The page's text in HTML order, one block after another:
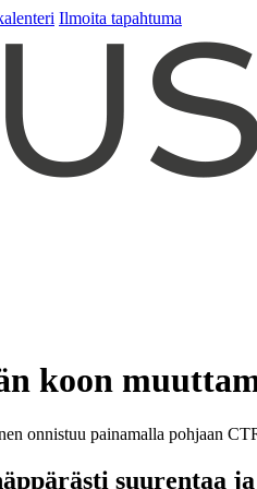
Ilmoita tapahtuma
koon
suurentaa